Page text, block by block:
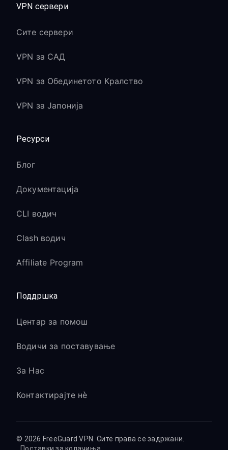
VPN сервери
Сите сервери
VPN за САД
VPN за Обединетото Кралство
VPN за Јапонија
Ресурси
Блог
Документација
CLI водич
Clash водич
Affiliate Program
Поддршка
Центар за помош
Водичи за поставување
За Нас
Контактирајте нè
© 2026 FreeGuard VPN. Сите права се задржани.